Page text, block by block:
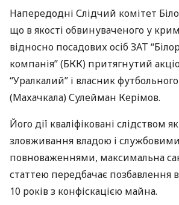
Напередодні Слідчий комітет
що в якості обвинуваченого у
відносно посадових осібЗАТ
компанія” (БКК) притягнутий
“Уралкалий” і власник
(Махачкала) Сулейман Керімов.
Його дії кваліфіковані слідством
зловживання владою і службовими
повноваженнями, максимальна
статтею передбачає позбавлення
10 років з конфіскацією майна.